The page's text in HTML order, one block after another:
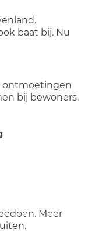
baat bij. Nu
ontmoetingen
bij bewoners.
Meer